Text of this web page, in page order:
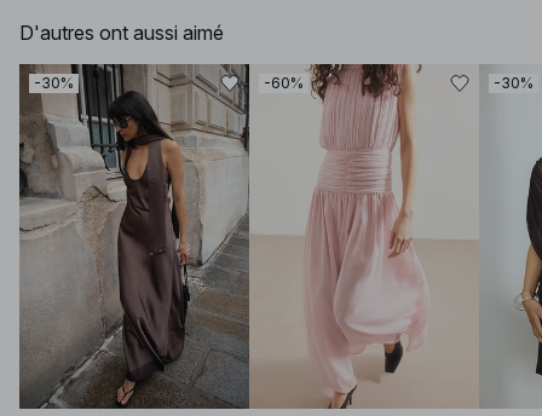
D'autres ont aussi aimé
-30% -60% -30%